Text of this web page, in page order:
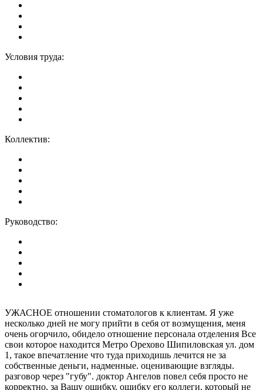
Условия труда:
Коллектив:
Руководство:
УЖАСНОЕ отношении стоматологов к клиентам. Я уже
несколько дней не могу прийти в себя от возмущения, меня
очень огорчило, обидело отношение персонала отделения Все
свои которое находится Метро Орехово Шипиловская ул. дом
1, такое впечатление что туда приходишь лечится не за
собственные деньги, надменные. оценивающие взгляды.
разговор через "губу". доктор Ангелов повел себя просто не
корректно, за Вашу ошибку, ошибку его коллеги, который не